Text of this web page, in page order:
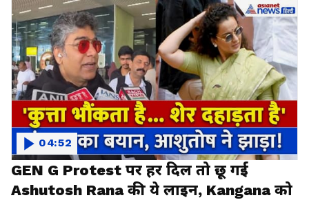
GEN G Protest पर हर दिल तो छू गई
Ashutosh Rana की ये लाइन, Kangana को
04:52